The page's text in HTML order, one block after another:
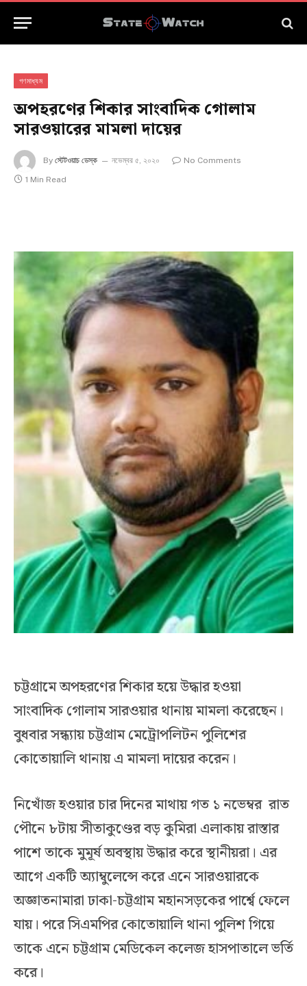
গণমাধ্যম
অপহরণের শিকার সাংবাদিক গোলাম
সারওয়ারের মামলা দায়ের
By স্টেটওয়াচ ডেস্ক নভেম্বর ৫, ২০২০
No Comments
1 Min Read
চট্টগ্রামে অপহরণের শিকার হয়ে উদ্ধার হওয়া
সাংবাদিক গোলাম সারওয়ার থানায় মামলা করেছেন।
বুধবার সন্ধ্যায় চট্টগ্রাম মেট্রোপলিটন পুলিশের
কোতোয়ালি থানায় এ মামলা দায়ের করেন।
নিখোঁজ হওয়ার চার দিনের মাথায় গত ১ নভেম্বর রাত
পৌনে ৮টায় সীতাকুণ্ডের বড় কুমিরা এলাকায় রাস্তার
পাশে তাকে মুমূর্ষ অবস্থায় উদ্ধার করে স্থানীয়রা। এর
আগে একটি অ্যাম্বুলেন্সে করে এনে সারওয়ারকে
অজ্ঞাতনামারা ঢাকা-চট্টগ্রাম মহানসড়কের পার্শ্বে ফেলে
যায়। পরে সিএমপির কোতোয়ালি থানা পুলিশ গিয়ে
তাকে এনে চট্টগ্রাম মেডিকেল কলেজ হাসপাতালে ভর্তি
করে।